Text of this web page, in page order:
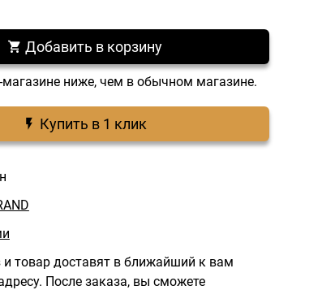
Добавить в корзину
магазине ниже, чем в обычном магазине.
Купить в 1 клик
товар доставят в ближайший к вам
После заказа, вы сможете